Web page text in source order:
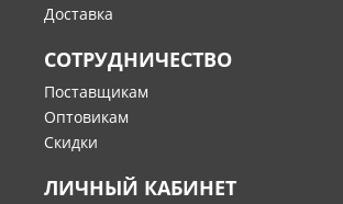
Доставка
СОТРУДНИЧЕСТВО
Поставщикам
Оптовикам
Скидки
ЛИЧНЫЙ КАБИНЕТ